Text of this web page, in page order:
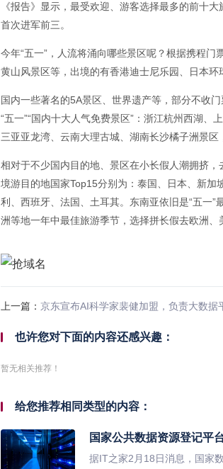
《报告》显示，最受欢迎、游客选择最多的前十
首次进军前三。
今年“五一”，人流将涌向哪些景区呢？根据携程
黄山风景区等，出境的有香港迪士尼乐园、日本环
国内一些著名的5A景区、世界遗产等，部分不收
“五一”“国内十大人气免费景区”：浙江杭州西湖
三亚亚龙湾、云南大理古城、湖南长沙橘子洲景区
相对于不少国内目的地、景区在小长假人潮拥挤
境游目的地国家Top15分别为：泰国、日本、新
利、西班牙、法国、土耳其。东南亚依旧是“五一
洲等地一年中最佳旅游季节，选择拼长假去欧洲、
上一篇： 京东宣布AI科学家裴健加盟，负责大数据平台与
也许您对下面的内容还感兴趣：
暂无相关推荐！
给您推荐相同类型的内容：
国家公共数据资源登记平
据IT之家2月18日消息，国家